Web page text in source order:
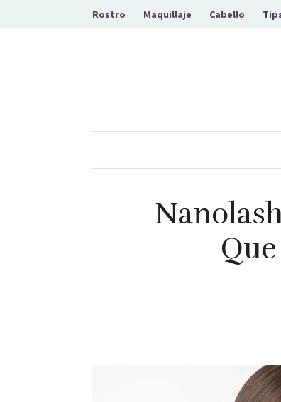
Rostro Maquillaje Cabello